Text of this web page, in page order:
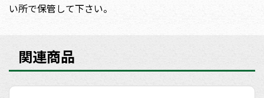
い所で保管して下さい。
関連商品